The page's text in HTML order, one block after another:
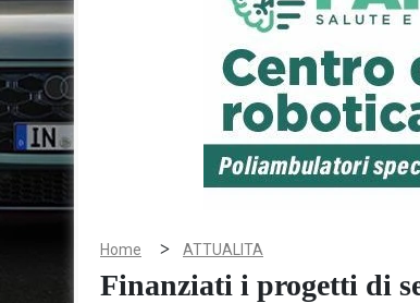
Home > ATTUALITA
Finanziati i progetti di